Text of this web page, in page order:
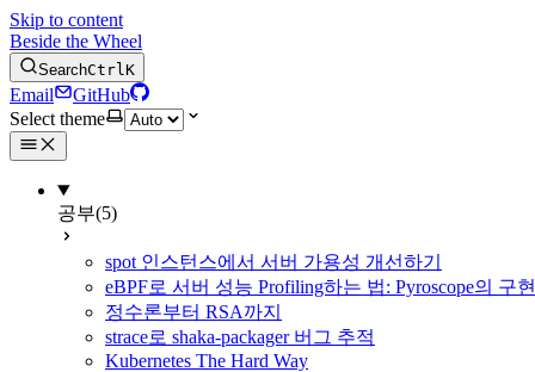
Skip to content
Beside the Wheel
SearchCtrlK
Email
GitHub
Select theme
공부(5)
spot 인스턴스에서 서버 가용성 개선하기
eBPF로 서버 성능 Profiling하는 법: Pyroscope의 구
정수론부터 RSA까지
strace로 shaka-packager 버그 추적
Kubernetes The Hard Way